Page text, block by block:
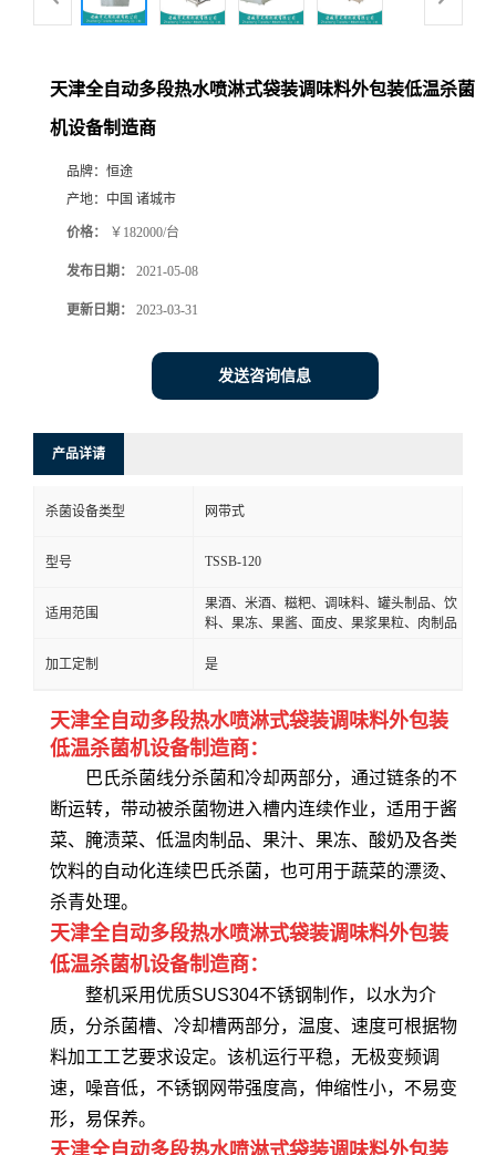
天津全自动多段热水喷淋式袋装调味料外包装低温杀菌
机设备制造商
品牌： 恒途
产地： 中国 诸城市
价格： ￥182000/台
发布日期： 2021-05-08
更新日期： 2023-03-31
发送咨询信息
产品详请
杀菌设备类型 网带式
型号 TSSB-120
适用范围
果酒、米酒、糍粑、调味料、罐头制品、饮
料、果冻、果酱、面皮、果浆果粒、肉制品
加工定制 是
天津全自动多段热水喷淋式袋装调味料外包装
低温杀菌机设备制造商：
巴氏杀菌线分杀菌和冷却两部分，通过链条的不
断运转，带动被杀菌物进入槽内连续作业，适用于酱
菜、腌渍菜、低温肉制品、果汁、果冻、酸奶及各类
饮料的自动化连续巴氏杀菌，也可用于蔬菜的漂烫、
杀青处理。
天津全自动多段热水喷淋式袋装调味料外包装
低温杀菌机设备制造商：
整机采用优质SUS304不锈钢制作，以水为介
质，分杀菌槽、冷却槽两部分，温度、速度可根据物
料加工工艺要求设定。该机运行平稳，无极变频调
速，噪音低，不锈钢网带强度高，伸缩性小，不易变
形，易保养。
天津全自动多段热水喷淋式袋装调味料外包装